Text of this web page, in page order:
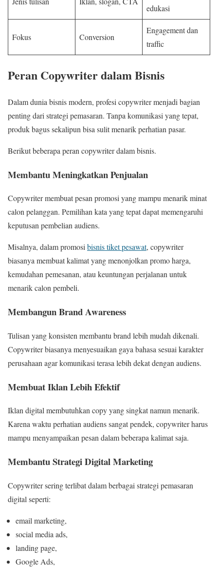
edukasi
Fokus Conversion
Engagement dan
traffic
Peran Copywriter dalam Bisnis
Dalam dunia bisnis modern, profesi copywriter menjadi bagian
penting dari strategi pemasaran. Tanpa komunikasi yang tepat,
produk bagus sekalipun bisa sulit menarik perhatian pasar.
Berikut beberapa peran copywriter dalam bisnis.
Membantu Meningkatkan Penjualan
Copywriter membuat pesan promosi yang mampu menarik minat
calon pelanggan. Pemilihan kata yang tepat dapat memengaruhi
keputusan pembelian audiens.
Misalnya, dalam promosibisnis tiket pesawat, copywriter
biasanya membuat kalimat yang menonjolkan promo harga,
kemudahan pemesanan, atau keuntungan perjalanan untuk
menarik calon pembeli.
Membangun Brand Awareness
Tulisan yang konsisten membantu brand lebih mudah dikenali.
Copywriter biasanya menyesuaikan gaya bahasa sesuai karakter
perusahaan agar komunikasi terasa lebih dekat dengan audiens.
Membuat Iklan Lebih Efektif
Iklan digital membutuhkan copy yang singkat namun menarik.
Karena waktu perhatian audiens sangat pendek, copywriter harus
mampu menyampaikan pesan dalam beberapa kalimat saja.
Membantu Strategi Digital Marketing
Copywriter sering terlibat dalam berbagai strategi pemasaran
digital seperti:
email marketing,
social media ads,
landing page,
Google Ads,